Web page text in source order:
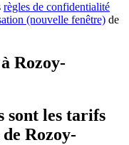
règles de confidentialité
(nouvelle fenêtre) de
Rozoy-
sont les tarifs
Rozoy-